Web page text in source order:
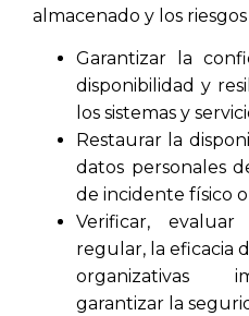
almacenado y los
Garantizar la
disponibilidad y
los sistemas y
Restaurar la
datos personales
de incidente físico
Verificar,
regular, la eficacia
organizativas
garantizar la